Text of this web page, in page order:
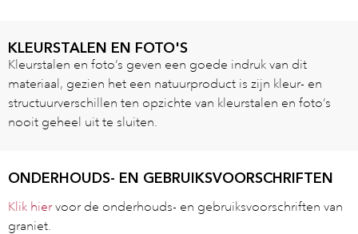
KLEURSTALEN EN FOTO'S
Kleurstalen en foto’s geven een goede indruk van dit
materiaal, gezien het een natuurproduct is zijn kleur- en
structuurverschillen ten opzichte van kleurstalen en foto’s
nooit geheel uit te sluiten.
ONDERHOUDS- EN GEBRUIKSVOORSCHRIFTEN
Klik hiervoor de onderhouds- en gebruiksvoorschriften van
graniet.